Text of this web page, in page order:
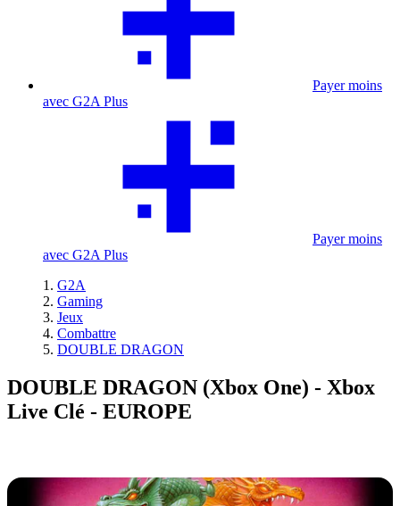
Payer moins
avec G2A Plus
Payer moins
avec G2A Plus
G2A
Gaming
Jeux
Combattre
DOUBLE DRAGON
DOUBLE DRAGON (Xbox One) - Xbox
Live Clé - EUROPE